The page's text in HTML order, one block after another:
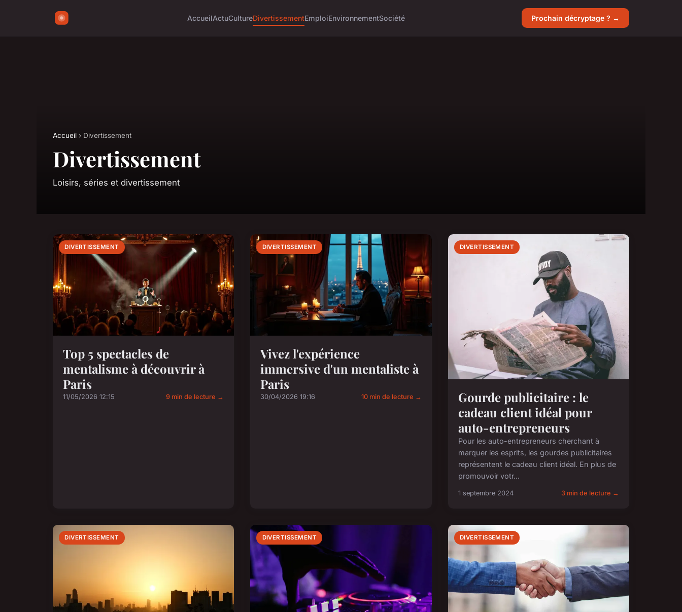
AccueilActuCultureDivertissementEmploiEnvironnementSociété Prochain décryptage ? →
Accueil › Divertissement
Divertissement
Loisirs, séries et divertissement
DIVERTISSEMENT
Top 5 spectacles de
mentalisme à découvrir à
Paris
11/05/2026 12:15 9 min de lecture →
DIVERTISSEMENT
Vivez l'expérience
immersive d'un mentaliste à
Paris
30/04/2026 19:16 10 min de lecture →
DIVERTISSEMENT
Gourde publicitaire : le
cadeau client idéal pour
auto-entrepreneurs
Pour les auto-entrepreneurs cherchant à
marquer les esprits, les gourdes publicitaires
représentent le cadeau client idéal. En plus de
promouvoir votr...
1 septembre 2024 3 min de lecture →
DIVERTISSEMENT DIVERTISSEMENT DIVERTISSEMENT